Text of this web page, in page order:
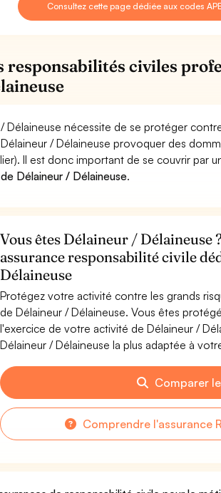
Consultez cette page dédiée aux codes
responsabilités civiles
Délaineuse nécessite de se protéger
/ Délaineuse provoquer des
Il est donc important de se couvrir par
Délaineur / Délaineuse.
Vous êtes Délaineur / Délaineuse
assurance responsabilité civile
Délaineuse
Protégez votre activité contre les grands
de Délaineur / Délaineuse. Vous êtes
l'exercice de votre activité de Délaineur /
Délaineur / Délaineuse la plus adaptée à
Comparer
Comprendre l'assurance